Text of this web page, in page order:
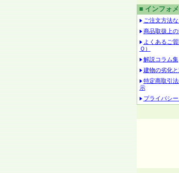
■ インフォ
ご注文方法
商品取扱上
よくあるご
Ｑ）
解説コラム集
建物の劣化
特定商取引
示
プライバシ